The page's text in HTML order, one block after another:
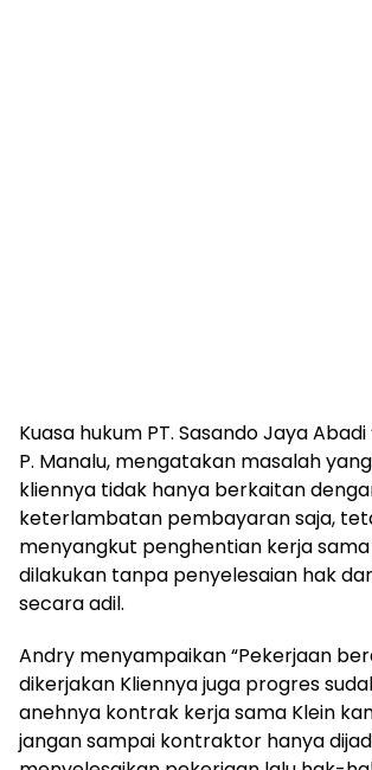
Kuasa hukum PT. Sasando Jaya
P. Manalu, mengatakan masalah
kliennya tidak hanya berkaitan
keterlambatan pembayaran saja,
menyangkut penghentian kerja
dilakukan tanpa penyelesaian hak
secara adil.
Andry menyampaikan “Pekerjaan
dikerjakan Kliennya juga progres
anehnya kontrak kerja sama Klein
jangan sampai kontraktor hanya